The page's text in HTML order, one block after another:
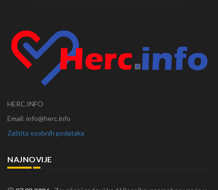
HERC.INFO
Email: info@herc.info
Zaštita osobnih podataka
NAJNOVIJE